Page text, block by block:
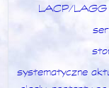
LACP/LAGG
systematyczne